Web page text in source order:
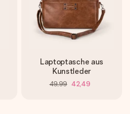
Laptoptasche aus
Kunstleder
49,99 42,49